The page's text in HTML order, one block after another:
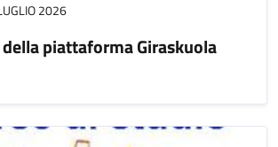
2026
piattaforma Giraskuola